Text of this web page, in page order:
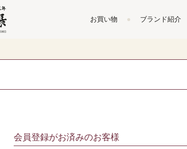
お買い物 ブランド紹介
会員登録がお済みのお客様